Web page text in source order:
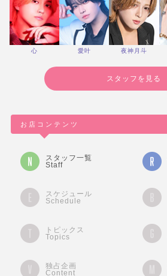
心 愛叶 夜神月斗
スタッフを見る
お店コンテンツ
スタッフ一覧
Staff
スケジュール
Schedule
トピックス
Topics
独占企画
Content